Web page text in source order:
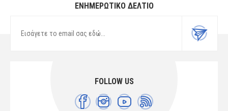
ΕΝΗΜΕΡΩΤΙΚΌ ΔΕΛΤΊΟ
FOLLOW US